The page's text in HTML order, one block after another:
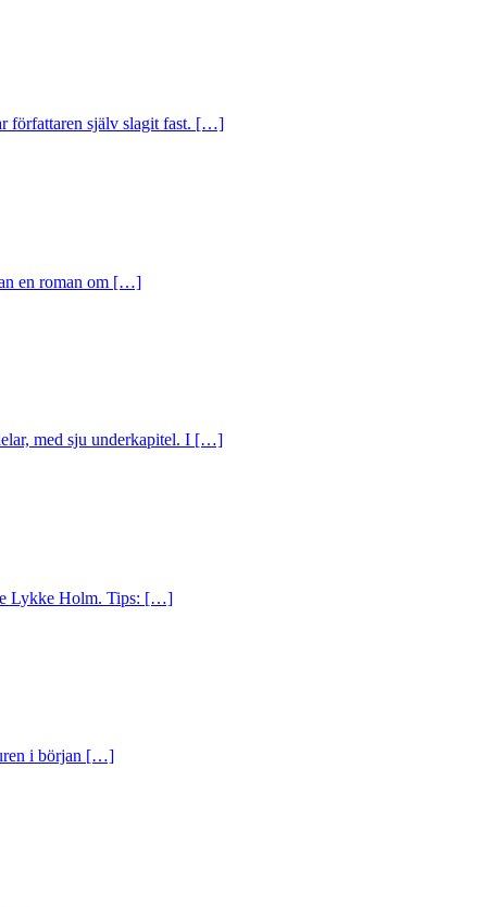
författaren själv slagit fast. […]
en roman om […]
med sju underkapitel. I […]
Lykke Holm. Tips: […]
i början […]